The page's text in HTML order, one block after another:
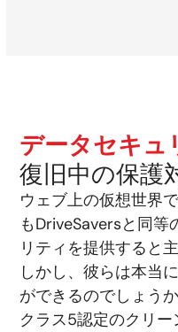
データセキュ
復旧中の保護
ウェブ上の仮想世界
もDriveSaversと同等
リティを提供すると
しかし、彼らは本当
ができるのでしょう
クラス5認定のクリー